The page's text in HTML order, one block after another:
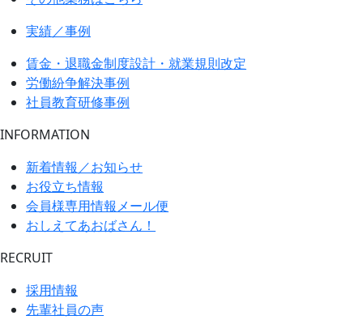
実績／事例
賃金・退職金制度設計・就業規則改定
労働紛争解決事例
社員教育研修事例
INFORMATION
新着情報／お知らせ
お役立ち情報
会員様専用情報メール便
おしえてあおばさん！
RECRUIT
採用情報
先輩社員の声